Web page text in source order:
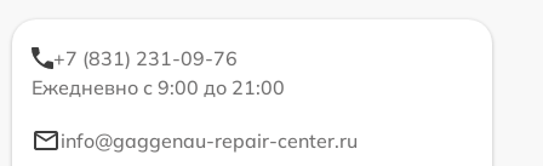
+7 (831) 231-09-76
Ежедневно с 9:00 до 21:00
info@gaggenau-repair-center.ru